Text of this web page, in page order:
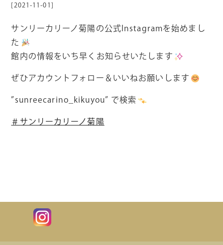
[2021-11-01]
サンリーカリーノ菊陽の公式Instagramを始めまし
た
館内の情報をいち早くお知らせいたします
ぜひアカウントフォロー＆いいねお願いします
”sunreecarino_kikuyou” で検索
＃サンリーカリーノ菊陽